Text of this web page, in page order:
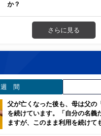
か？
さらに見る
週 間
父が亡くなった後も、母は父の
を続けています。「自分の名義
ますが、このまま利用を続けて